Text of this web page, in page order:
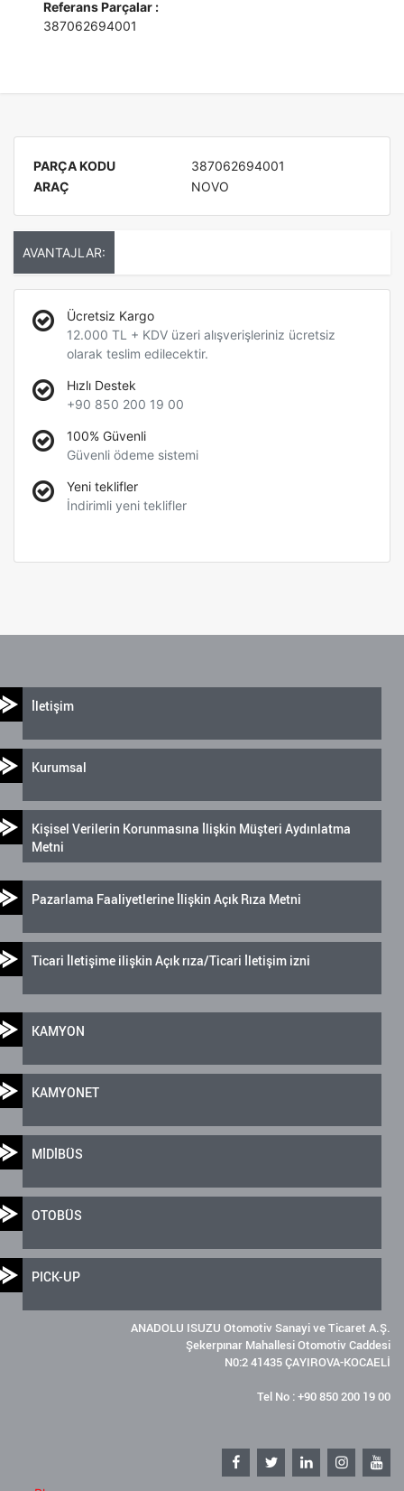
Referans Parçalar :
387062694001
PARÇA KODU
387062694001
ARAÇ
NOVO
AVANTAJLAR:
Ücretsiz Kargo
12.000 TL + KDV üzeri alışverişleriniz ücretsiz
olarak teslim edilecektir.
Hızlı Destek
+90 850 200 19 00
100% Güvenli
Güvenli ödeme sistemi
Yeni teklifler
İndirimli yeni teklifler
İletişim
Kurumsal
Kişisel Verilerin Korunmasına İlişkin Müşteri Aydınlatma
Metni
Pazarlama Faaliyetlerine İlişkin Açık Rıza Metni
Ticari İletişime ilişkin Açık rıza/Ticari İletişim izni
KAMYON
KAMYONET
MİDİBÜS
OTOBÜS
PICK-UP
ANADOLU ISUZU Otomotiv Sanayi ve Ticaret A.Ş.
Şekerpınar Mahallesi Otomotiv Caddesi
N0:2 41435 ÇAYIROVA-KOCAELİ
Tel No : +90 850 200 19 00